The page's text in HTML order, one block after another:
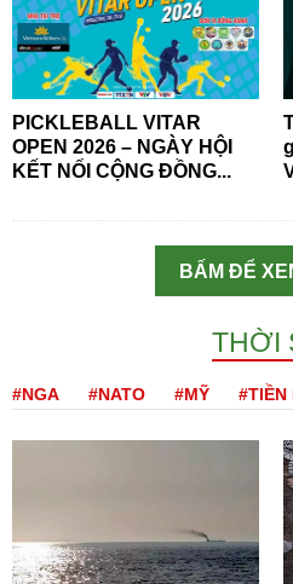
PICKLEBALL VITAR
OPEN 2026 – NGÀY HỘI
KẾT NỐI CỘNG ĐỒNG...
BẤM ĐỂ
THỜI
#NGA #NATO #MỸ #TIỀN